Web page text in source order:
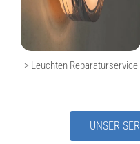
> Leuchten Reparaturservice
UNSER